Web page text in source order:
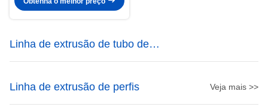
Linha de extrusão de tubo de
plástico
Linha de extrusão de perfis
Veja mais >>